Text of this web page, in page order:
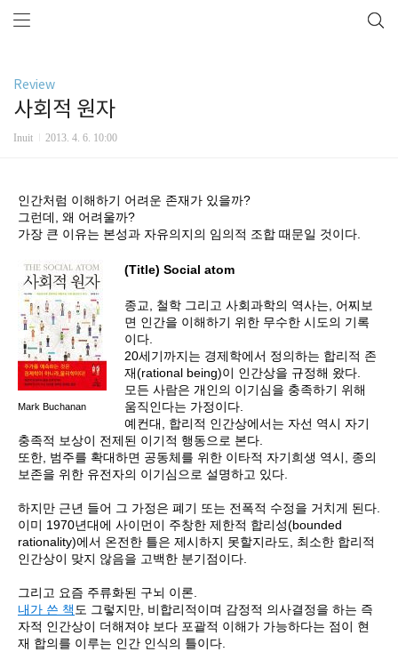
Review
사회적 원자
Inuit 2013. 4. 6. 10:00
인간처럼 이해하기 어려운 존재가 있을까?
그런데, 왜 어려울까?
가장 큰 이유는 본성과 자유의지의 임의적 조합 때문일 것이다.
Mark Buchanan
(Title) Social atom
종교, 철학 그리고 사회과학의 역사는, 어찌보
면 인간을 이해하기 위한 무수한 시도의 기록
이다.
20세기까지는 경제학에서 정의하는 합리적 존
재(rational being)이 인간상을 규정해 왔다.
모든 사람은 개인의 이기심을 충족하기 위해
움직인다는 가정이다.
예컨대, 합리적 인간상에서는 자선 역시 자기
충족적 보상이 전제된 이기적 행동으로 본다.
또한, 범주를 확대하면 공동체를 위한 이타적 자기희생 역시, 종의
보존을 위한 유전자의 이기심으로 설명하고 있다.
하지만 근년 들어 그 가정은 폐기 또는 전폭적 수정을 거치게 된다.
이미 1970년대에 사이먼이 주창한 제한적 합리성(bounded
rationality)에서 온전한 틀은 제시하지 못할지라도, 최소한 합리적
인간상이 맞지 않음을 고백한 분기점이다.
그리고 요즘 주류화된 구뇌 이론.
내가 쓴 책 도 그렇지만, 비합리적이며 감정적 의사결정을 하는 즉
자적 인간상이 더해져야 보다 포괄적 이해가 가능하다는 점이 현
재 합의를 이루는 인간 인식의 틀이다.